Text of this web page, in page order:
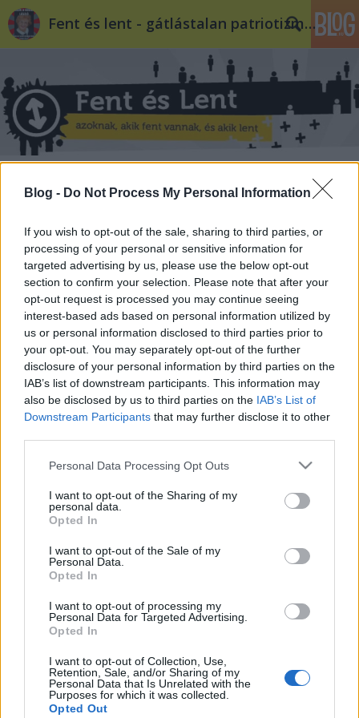
Blog - Do Not Process My Personal Information
If you wish to opt-out of the sale, sharing to third parties, or
processing of your personal or sensitive information for
targeted advertising by us, please use the below opt-out
section to confirm your selection. Please note that after your
opt-out request is processed you may continue seeing
interest-based ads based on personal information utilized by
us or personal information disclosed to third parties prior to
your opt-out. You may separately opt-out of the further
disclosure of your personal information by third parties on the
IAB’s list of downstream participants. This information may
also be disclosed by us to third parties on the IAB’s List of
Downstream Participants that may further disclose it to other
Please note that this website/app uses one or more Google
not limited to your visit or usage behaviour. You may click to
grant or deny consent to Google and its third-party tags to
use your data for below specified purposes in below Google
consent section.
Personal Data Processing Opt Outs
I want to opt-out of the Sharing of my
personal data.
Opted In
I want to opt-out of the Sale of my
Personal Data.
Opted In
I want to opt-out of processing my
Personal Data for Targeted Advertising.
Opted In
I want to opt-out of Collection, Use,
Retention, Sale, and/or Sharing of my
Personal Data that Is Unrelated with the
Purposes for which it was collected.
Opted Out
Fent és lent - gátlástalan patriotizmus
Sárba tiport méltóság a
Parlamentben és azon kívül
Sortilegus•2013. május 24.
Tavaly decemberben, amikor az országgyűlésben az
LMP képviselői egy transzparenst mutattak fel,
amelyen a Hallgatói Hálózat követelései szerepeltek,
Kövér László házelnök kijelentette: „a párt csekély
támogatottságát nem érdemes ilyen eszközökkel
kompenzálni.” Egy…
Orbán vagy Merkel: ki a nagyobb
Tendenciózus félremagyarázásokat követően lássuk
végre tisztán, hogy Orbán és Merkel üzengetésében
kvázi kampányvitában vitapartnerenek korábbi
kijelentésére idézi be a lovasságos hasonlatot,
ahogyan ezt az Index…
Levél Ertsey Katalinnak
komoroczki tunde •2013. május 22.
Válasz Ertsey Katalin országgyűlési képviselőnek a